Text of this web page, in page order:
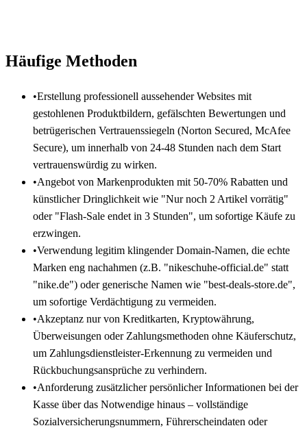
Häufige Methoden
•Erstellung professionell aussehender Websites mit
gestohlenen Produktbildern, gefälschten Bewertungen und
betrügerischen Vertrauenssiegeln (Norton Secured, McAfee
Secure), um innerhalb von 24-48 Stunden nach dem Start
vertrauenswürdig zu wirken.
•Angebot von Markenprodukten mit 50-70% Rabatten und
künstlicher Dringlichkeit wie "Nur noch 2 Artikel vorrätig"
oder "Flash-Sale endet in 3 Stunden", um sofortige Käufe zu
erzwingen.
•Verwendung legitim klingender Domain-Namen, die echte
Marken eng nachahmen (z.B. "nikeschuhe-official.de" statt
"nike.de") oder generische Namen wie "best-deals-store.de",
um sofortige Verdächtigung zu vermeiden.
•Akzeptanz nur von Kreditkarten, Kryptowährung,
Überweisungen oder Zahlungsmethoden ohne Käuferschutz,
um Zahlungsdienstleister-Erkennung zu vermeiden und
Rückbuchungsansprüche zu verhindern.
•Anforderung zusätzlicher persönlicher Informationen bei der
Kasse über das Notwendige hinaus – vollständige
Sozialversicherungsnummern, Führerscheindaten oder